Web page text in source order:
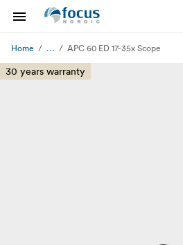
Home ... APC 60 ED 17-35x Scope
30 years warranty